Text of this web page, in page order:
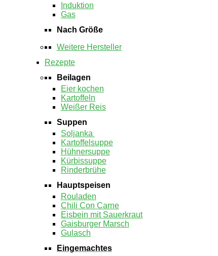
Induktion
Gas
Nach Größe
Weitere Hersteller
Rezepte
Beilagen
Eier kochen
Kartoffeln
Weißer Reis
Suppen
Soljanka
Kartoffelsuppe
Hühnersuppe
Kürbissuppe
Rinderbrühe
Hauptspeisen
Rouladen
Chili Con Carne
Eisbein mit Sauerkraut
Gaisburger Marsch
Gulasch
Eingemachtes